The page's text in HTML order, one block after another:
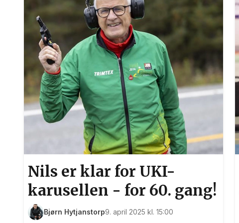
Nils er klar for UKI-
karusellen - for 60. gang!
Bjørn Hytjanstorp9. april 2025 kl. 15:00